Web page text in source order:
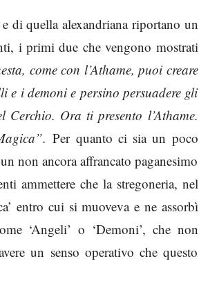
di quella alexandriana riportano un
i primi due che vengono mostrati
come con l’Athame, puoi creare
i demoni e persino persuadere gli
Ora ti presento l’Athame.
Per quanto ci sia un poco
non ancora affrancato paganesimo
ammettere che la stregoneria, nel
entro cui si muoveva e ne assorbì
‘Angeli’ o ‘Demoni’, che non
un senso operativo che questo